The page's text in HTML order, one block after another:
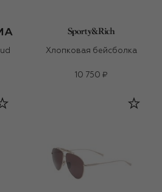
Хлопковая бейсболка
10 750 ₽